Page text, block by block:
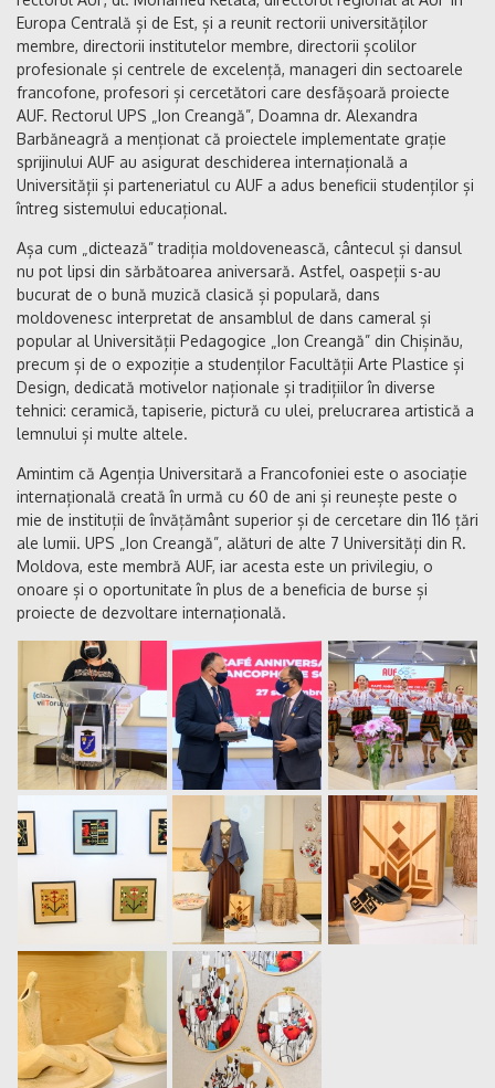
Europa Centrală și de Est, și a reunit rectorii universităților
membre, directorii institutelor membre, directorii școlilor
profesionale și centrele de excelență, manageri din sectoarele
francofone, profesori și cercetători care desfășoară proiecte
AUF. Rectorul UPS „Ion Creangă”, Doamna dr. Alexandra
Barbăneagră a menționat că proiectele implementate grație
sprijinului AUF au asigurat deschiderea internațională a
Universității și parteneriatul cu AUF a adus beneficii studenților și
întreg sistemului educațional.
Așa cum „dictează” tradiția moldovenească, cântecul și dansul
nu pot lipsi din sărbătoarea aniversară. Astfel, oaspeții s-au
bucurat de o bună muzică clasică și populară, dans
moldovenesc interpretat de ansamblul de dans cameral și
popular al Universității Pedagogice „Ion Creangă” din Chișinău,
precum și de o expoziție a studenților Facultății Arte Plastice și
Design, dedicată motivelor naționale și tradițiilor în diverse
tehnici: ceramică, tapiserie, pictură cu ulei, prelucrarea artistică a
lemnului și multe altele.
Amintim că Agenția Universitară a Francofoniei este o asociație
internațională creată în urmă cu 60 de ani și reunește peste o
mie de instituții de învățământ superior și de cercetare din 116 țări
ale lumii. UPS „Ion Creangă”, alături de alte 7 Universități din R.
Moldova, este membră AUF, iar acesta este un privilegiu, o
onoare și o oportunitate în plus de a beneficia de burse și
proiecte de dezvoltare internațională.